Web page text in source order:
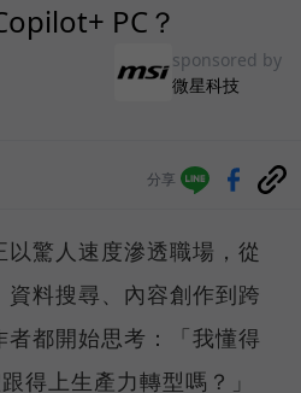
PC？
sponsored by
微星科技
分享
驚人速度滲透職場，從
料搜尋、內容創作到跨
都開始思考：「我懂得
得上生產力轉型嗎？」